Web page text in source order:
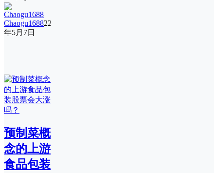
Chaogu168822
年5月7日
预制菜概
念的上游
食品包装